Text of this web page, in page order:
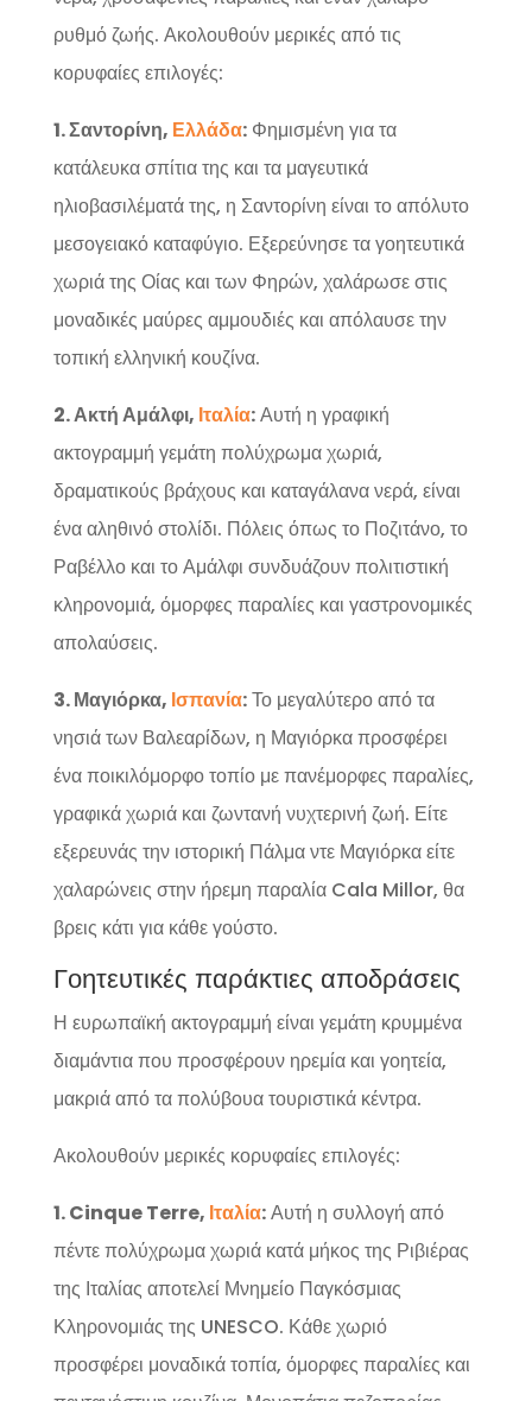
ρυθμό ζωής. Ακολουθούν μερικές από τις
κορυφαίες επιλογές:
1. Σαντορίνη, Ελλάδα:Φημισμένη για τα
κατάλευκα σπίτια της και τα μαγευτικά
ηλιοβασιλέματά της, η Σαντορίνη είναι το απόλυτο
μεσογειακό καταφύγιο. Εξερεύνησε τα γοητευτικά
χωριά της Οίας και των Φηρών, χαλάρωσε στις
μοναδικές μαύρες αμμουδιές και απόλαυσε την
τοπική ελληνική κουζίνα.
2. Ακτή Αμάλφι, Ιταλία:Αυτή η γραφική
ακτογραμμή γεμάτη πολύχρωμα χωριά,
δραματικούς βράχους και καταγάλανα νερά, είναι
ένα αληθινό στολίδι. Πόλεις όπως το Ποζιτάνο, το
Ραβέλλο και το Αμάλφι συνδυάζουν πολιτιστική
κληρονομιά, όμορφες παραλίες και γαστρονομικές
απολαύσεις.
3. Μαγιόρκα, Ισπανία:Το μεγαλύτερο από τα
νησιά των Βαλεαρίδων, η Μαγιόρκα προσφέρει
ένα ποικιλόμορφο τοπίο με πανέμορφες παραλίες,
γραφικά χωριά και ζωντανή νυχτερινή ζωή. Είτε
εξερευνάς την ιστορική Πάλμα ντε Μαγιόρκα είτε
χαλαρώνεις στην ήρεμη παραλία Cala Millor, θα
βρεις κάτι για κάθε γούστο.
Γοητευτικές παράκτιες αποδράσεις
Η ευρωπαϊκή ακτογραμμή είναι γεμάτη κρυμμένα
διαμάντια που προσφέρουν ηρεμία και γοητεία,
μακριά από τα πολύβουα τουριστικά κέντρα.
Ακολουθούν μερικές κορυφαίες επιλογές:
1. Cinque Terre, Ιταλία:Αυτή η συλλογή από
πέντε πολύχρωμα χωριά κατά μήκος της Ριβιέρας
της Ιταλίας αποτελεί Μνημείο Παγκόσμιας
Κληρονομιάς της UNESCO. Κάθε χωριό
προσφέρει μοναδικά τοπία, όμορφες παραλίες και